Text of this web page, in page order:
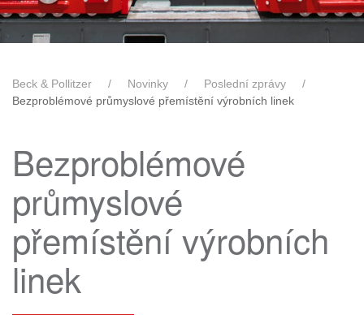
Beck & Pollitzer Novinky
Poslední zprávy
Bezproblémové průmyslové přemístění výrobních linek
Bezproblémové
průmyslové
přemístění výrobních
linek